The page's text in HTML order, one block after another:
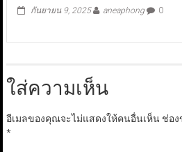
กันยายน 9, 2025 aneaphong 0
ใส่ความเห็น
อีเมลของคุณจะไม่แสดงให้คนอื่นเห็น ช่อง
*